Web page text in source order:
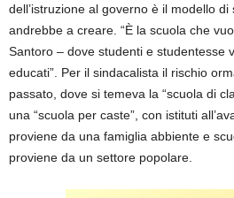
dell’istruzione al governo è il modello
andrebbe a creare. “È la scuola che
Santoro – dove studenti e studentesse
educati”. Per il sindacalista il rischio
passato, dove si temeva la “scuola di
una “scuola per caste”, con istituti
proviene da una famiglia abbiente e
proviene da un settore popolare.